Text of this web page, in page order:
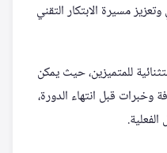
مسيرة الابتكار التقني
للمتميزين، حيث يمكن
وخبرات قبل انتهاء الدورة،